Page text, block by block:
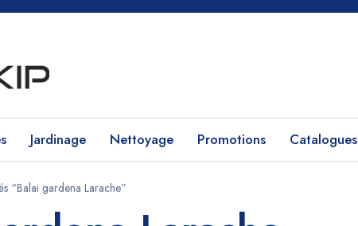
Jardinage Nettoyage Promotions Catalogues
“Balai gardena Larache”